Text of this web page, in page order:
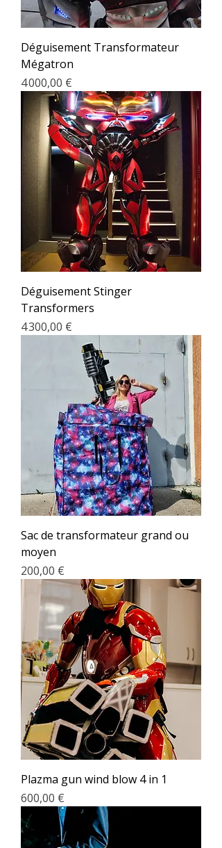
Déguisement Transformateur
Mégatron
Prix
4 000,00 €
Déguisement Stinger
Transformers
Prix
4 300,00 €
Sac de transformateur grand ou
moyen
Prix
200,00 €
Plazma gun wind blow 4 in 1
Prix
600,00 €